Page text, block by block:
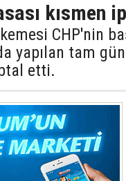
kısmen
CHP'nin
yapılan tam gün
etti.